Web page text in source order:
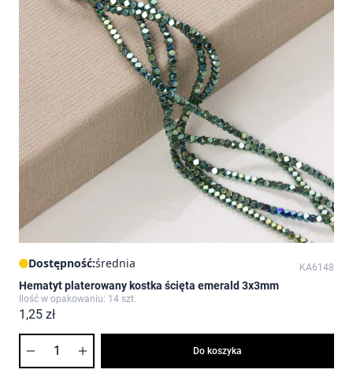
Dostępność:średnia KA6148
Hematyt platerowany kostka ścięta emerald 3x3mm
Ilość w opakowaniu: 14 szt.
1,25 zł
Do koszyka